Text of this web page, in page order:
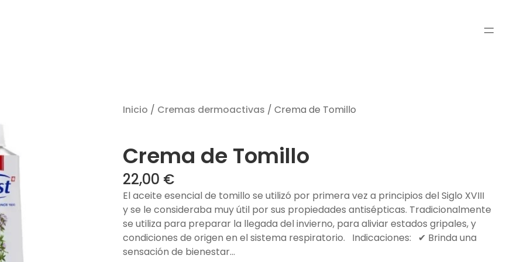
Inicio / Cremas dermoactivas / Crema de Tomillo
Crema de Tomillo
22,00 €
El aceite esencial de tomillo se utilizó por primera vez a principios del Siglo XVIII
y se le consideraba muy útil por sus propiedades antisépticas. Tradicionalmente
se utiliza para preparar la llegada del invierno, para aliviar estados gripales, y
condiciones de origen en el sistema respiratorio. Indicaciones: ✔ Brinda una
sensación de bienestar…